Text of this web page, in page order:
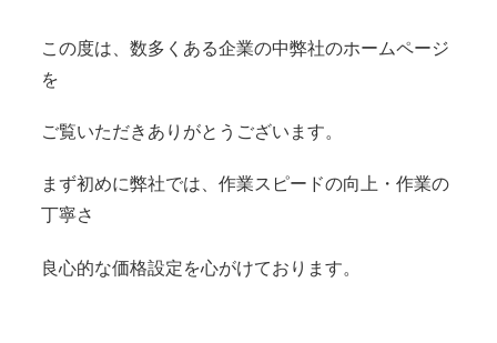
この度は、数多くある企業の中弊社のホームページ
を
ご覧いただきありがとうございます。
まず初めに弊社では、作業スピードの向上・作業の
丁寧さ
良心的な価格設定を心がけております。